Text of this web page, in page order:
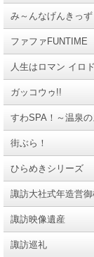
み～んなげんきっず
ファファFUNTIME
人生はロマン イロ
ガッコウゥ!!
すわSPA！～温泉の
街ぶら！
ひらめきシリーズ
諏訪大社式年造営
諏訪映像遺産
諏訪巡礼